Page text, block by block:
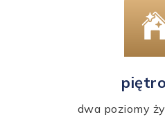
dwa poziomy